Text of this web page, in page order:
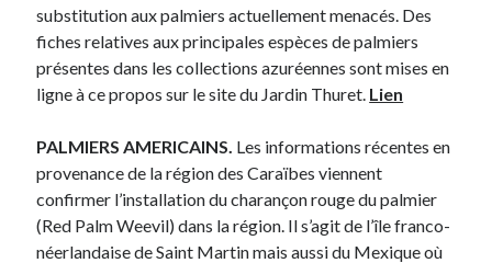
substitution aux palmiers actuellement menacés. Des
fiches relatives aux principales espèces de palmiers
présentes dans les collections azuréennes sont mises en
ligne à ce propos sur le site du Jardin Thuret. Lien
PALMIERS AMERICAINS. Les informations récentes en
provenance de la région des Caraïbes viennent
confirmer l’installation du charançon rouge du palmier
(Red Palm Weevil) dans la région. Il s’agit de l’île franco-
néerlandaise de Saint Martin mais aussi du Mexique où